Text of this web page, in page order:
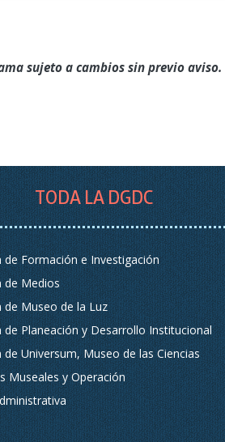
sujeto a cambios sin previo aviso.
TODA LA DGDC
de Formación e Investigación
de Medios
de Museo de la Luz
de Planeación y Desarrollo Institucional
de Universum, Museo de las Ciencias
Museales y Operación